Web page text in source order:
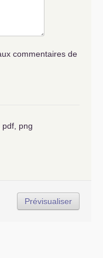
commentaires de
pdf, png